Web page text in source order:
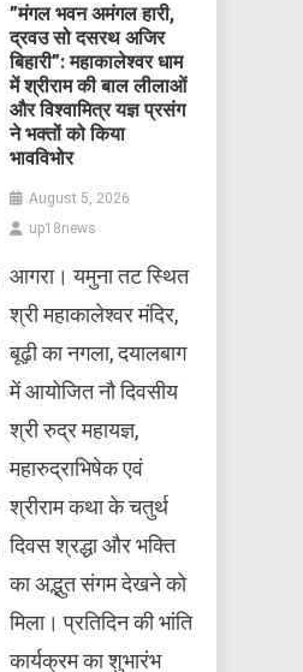
​”मंगल भवन अमंगल हारी,
द्रवउ सो दसरथ अजिर
बिहारी”: महाकालेश्वर धाम
में श्रीराम की बाल लीलाओं
और विश्वामित्र यज्ञ प्रसंग
ने भक्तों को किया
भावविभोर
August 5, 2026
up18news
आगरा। यमुना तट स्थित
श्री महाकालेश्वर मंदिर,
बूढ़ी का नगला, दयालबाग
में आयोजित नौ दिवसीय
श्री रुद्र महायज्ञ,
महारुद्राभिषेक एवं
श्रीराम कथा के चतुर्थ
दिवस श्रद्धा और भक्ति
का अद्भुत संगम देखने को
मिला। प्रतिदिन की भांति
कार्यक्रम का शुभारंभ